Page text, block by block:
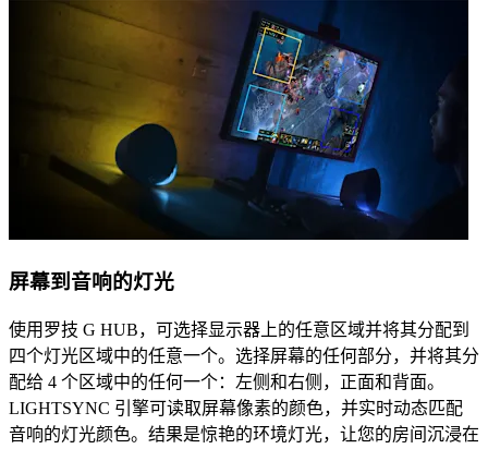
屏幕到音响的灯光
使用罗技 G HUB，可选择显示器上的任意区域并将其分配到
四个灯光区域中的任意一个。选择屏幕的任何部分，并将其分
配给 4 个区域中的任何一个：左侧和右侧，正面和背面。
LIGHTSYNC 引擎可读取屏幕像素的颜色，并实时动态匹配
音响的灯光颜色。结果是惊艳的环境灯光，让您的房间沉浸在